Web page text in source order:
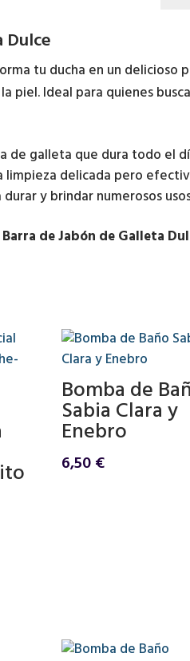
a
Dulce
tu ducha en un delicioso
Ideal para quienes
de galleta que dura todo el
limpieza delicada pero
y brindar numerosos
Barra de Jabón de Galleta
Bomba de
Sabia Clara y
Enebro
6,50€